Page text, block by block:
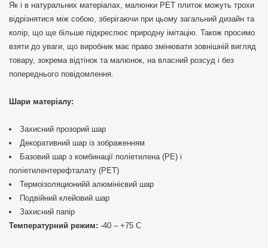
Як і в натуральних матеріалах, малюнки РЕТ плиток можуть трохи
відрізнятися між собою, зберігаючи при цьому загальний дизайн та
колір, що ще більше підкреслює природну імітацію. Також просимо
взяти до уваги, що виробник має право змінювати зовнішній вигляд
товару, зокрема відтінок та малюнок, на власний розсуд і без
попереднього повідомлення.
Шари матеріалу:
Захисний прозорий шар
Декоративний шар із зображенням
Базовий шар з комбинації поліетилена (PE) і
поліетилентерефталату (PET)
Термоізоляционийй алюмінієвий шар
Подвійний клейовий шар
Захисний папір
Температурний режим: -40 – +75 С